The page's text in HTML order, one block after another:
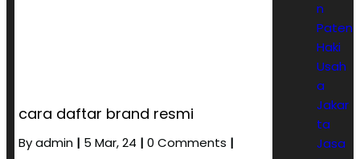
cara daftar brand resmi
Byadmin | 5 Mar, 24 | 0 Comments |
n
Paten
Haki
Usah
a
Jakar
ta
Jasa